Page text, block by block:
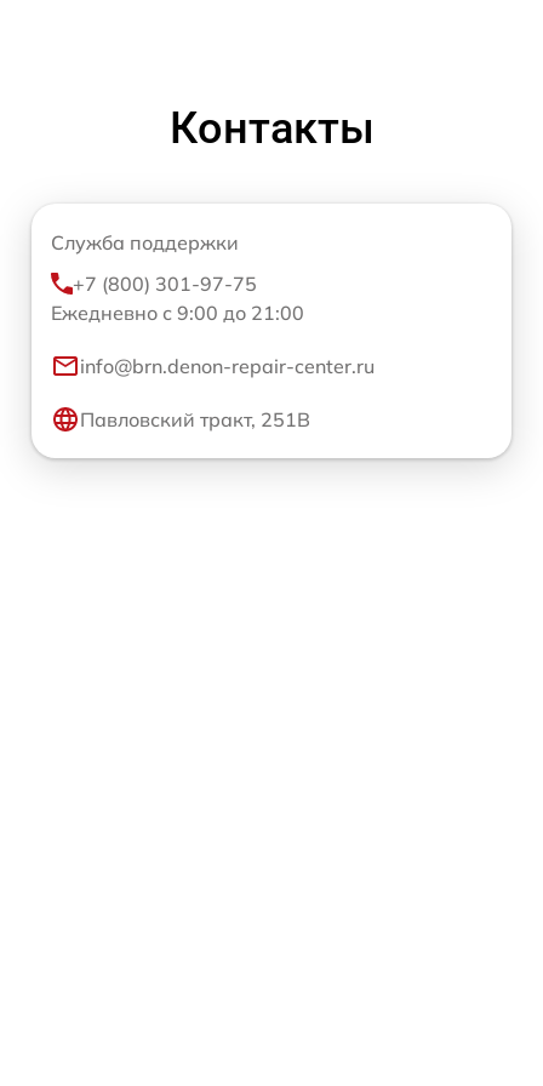
Контакты
Служба поддержки
+7 (800) 301-97-75
Ежедневно с 9:00 до 21:00
info@brn.denon-repair-center.ru
Павловский тракт, 251В